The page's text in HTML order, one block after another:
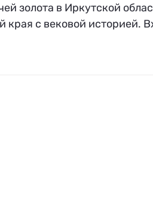
золота в Иркутской
с вековой историей.